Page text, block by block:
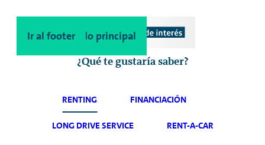
Ir al contenido principal
Ir al footer
¿Qué te gustaría saber?
RENTING FINANCIACIÓN
LONG DRIVE SERVICE RENT-A-CAR